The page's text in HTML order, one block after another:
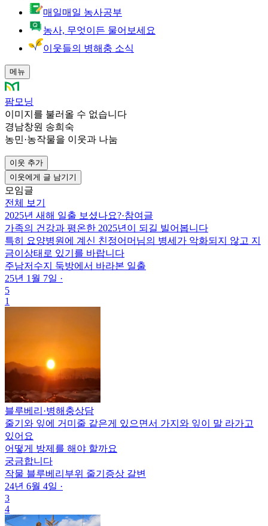
매일매일 농사공부
농사, 무엇이든 물어보세요
이웃들의 병해충 소식
메뉴
팜모닝
이미지를 불러올 수 없습니다
경남창원 송희숙
농민·농작물을 이웃과 나눔
이웃 추가
이웃에게 글 남기기
모임글
전체 보기
2025년 새해 일출 보셨나요?·참여글
가족의 건강과 평온한 2025년이 되길 빌어봅니다
특히 요양병원에 계신 친정어머님의 병세가 악화되지 않고 지
금이상태로 있기를 바랍니다
주남저수지 둑방에서 바라본 일출
25년 1월 7일 ·
5
1
블루베리 ·병해충상담
줄기와 잎에 거미줄 같은게 있으면서 가지와 잎이 말 라가고
있어요
어떻게 방제를 해야 할까요
궁금합니다
작물 블루베리 부위 줄기 증상 갈변
24년 6월 4일 ·
3
4